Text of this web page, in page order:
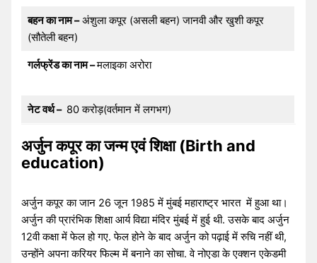
बहन का नाम –अंशुला कपूर (असली बहन) जानवी और खुशी कपूर
(सौतेली बहन)
गर्लफ्रेंड का नाम –मलाइका अरोरा
नेट वर्थ – 80 करोड़(वर्तमान में लगभग)
अर्जुन कपूर का जन्म एवं शिक्षा (Birth and
education)
अर्जुन कपूर का जान 26 जून 1985 में मुंबई महाराष्ट्र भारत में हुआ था।
अर्जुन की प्रारंभिक शिक्षा आर्य विद्या मंदिर मुंबई में हुई थी. उसके बाद अर्जुन
12वी कक्षा में फेल हो गए. फेल होने के बाद अर्जुन को पढ़ाई में रुचि नहीं थी,
उन्होंने अपना करियर फिल्म में बनाने का सोचा. वे नोएडा के एक्शन एकेडमी